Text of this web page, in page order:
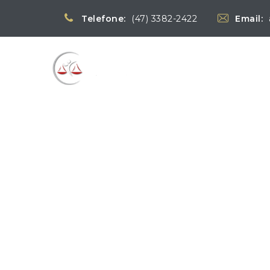
Telefone: (47) 3382-2422 Email: